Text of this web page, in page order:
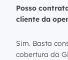
Posso
cliente da
Sim. Basta
cobertura da